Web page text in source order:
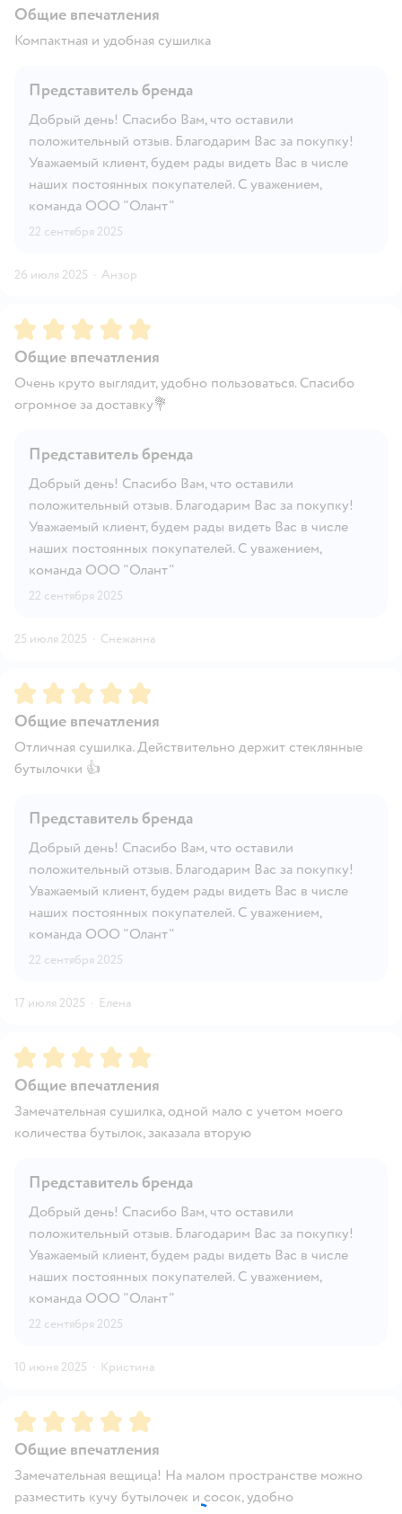
Общие впечатления
Компактная и удобная сушилка
Представитель бренда
Добрый день! Спасибо Вам, что оставили
положительный отзыв. Благодарим Вас за покупку!
Уважаемый клиент, будем рады видеть Вас в числе
наших постоянных покупателей. С уважением,
команда ООО "Олант"
22 сентября 2025
26 июля 2025 · Анзор
Рейтинг:5
Общие впечатления
Очень круто выглядит, удобно пользоваться. Спасибо
огромное за доставку💐
Представитель бренда
Добрый день! Спасибо Вам, что оставили
положительный отзыв. Благодарим Вас за покупку!
Уважаемый клиент, будем рады видеть Вас в числе
наших постоянных покупателей. С уважением,
команда ООО "Олант"
22 сентября 2025
25 июля 2025 · Снежанна
Рейтинг:5
Общие впечатления
Отличная сушилка. Действительно держит стеклянные
бутылочки 👍
Представитель бренда
Добрый день! Спасибо Вам, что оставили
положительный отзыв. Благодарим Вас за покупку!
Уважаемый клиент, будем рады видеть Вас в числе
наших постоянных покупателей. С уважением,
команда ООО "Олант"
22 сентября 2025
17 июля 2025 · Елена
Рейтинг:5
Общие впечатления
Замечательная сушилка, одной мало с учетом моего
количества бутылок, заказала вторую
Представитель бренда
Добрый день! Спасибо Вам, что оставили
положительный отзыв. Благодарим Вас за покупку!
Уважаемый клиент, будем рады видеть Вас в числе
наших постоянных покупателей. С уважением,
команда ООО "Олант"
22 сентября 2025
10 июня 2025 · Кристина
Рейтинг:5
Общие впечатления
Замечательная вещица! На малом пространстве можно
разместить кучу бутылочек и сосок, удобно